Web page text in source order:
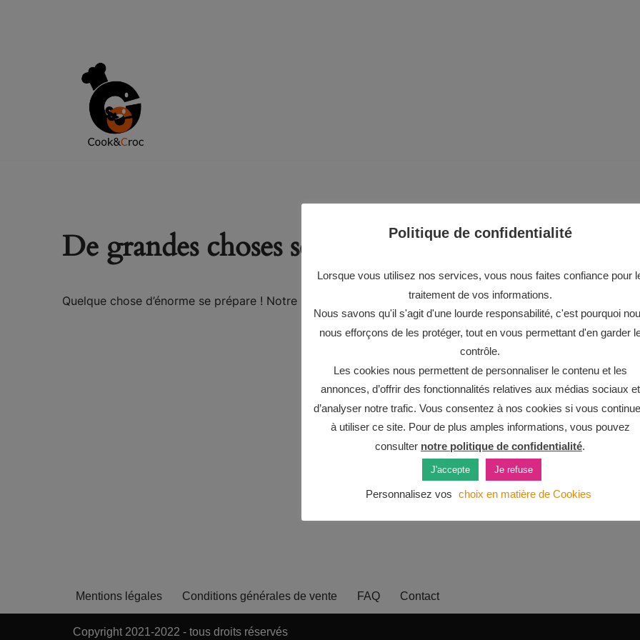
De grandes choses se profilent à l’horizon
Quelque chose d’énorme se prépare ! Notre boutique est en chantier et sera bientôt lancée !
Mentions légales Conditions générales de vente FAQ Contact
Copyright 2021-2022 - tous droits réservés
Politique de confidentialité
Lorsque vous utilisez nos services, vous nous faites confiance pour
traitement de vos informations.
Nous savons qu'il s'agit d'une lourde responsabilité, c'est pourquoi
nous efforçons de les protéger, tout en vous permettant d'en garder
contrôle.
Les cookies nous permettent de personnaliser le contenu et les
annonces, d’offrir des fonctionnalités relatives aux médias sociaux et
d’analyser notre trafic. Vous consentez à nos cookies si vous
à utiliser ce site. Pour de plus amples informations, vous pouvez
consulter notre politique de confidentialité.
J'accepte Je refuse
Personnalisez vos choix en matière de Cookies